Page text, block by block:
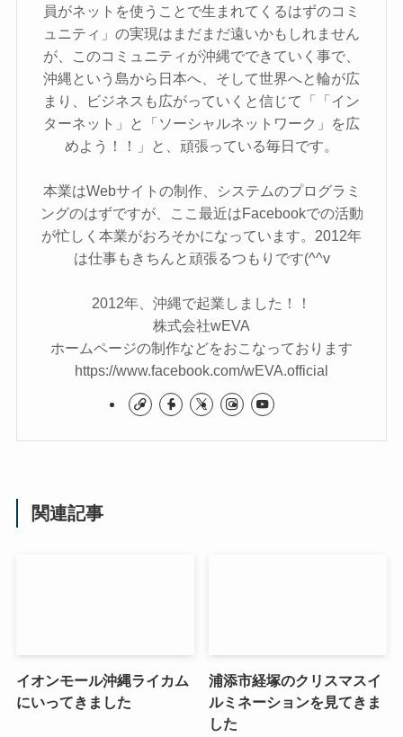
員がネットを使うことで生まれてくるはずのコミ
ュニティ」の実現はまだまだ遠いかもしれません
が、このコミュニティが沖縄でできていく事で、
沖縄という島から日本へ、そして世界へと輪が広
まり、ビジネスも広がっていくと信じて「「イン
ターネット」と「ソーシャルネットワーク」を広
めよう！！」と、頑張っている毎日です。
本業はWebサイトの制作、システムのプログラミ
ングのはずですが、ここ最近はFacebookでの活動
が忙しく本業がおろそかになっています。2012年
は仕事もきちんと頑張るつもりです(^^v
2012年、沖縄で起業しました！！
株式会社wEVA
ホームページの制作などをおこなっております
https://www.facebook.com/wEVA.official
関連記事
イオンモール沖縄ライカム
にいってきました
浦添市経塚のクリスマスイ
ルミネーションを見てきま
した